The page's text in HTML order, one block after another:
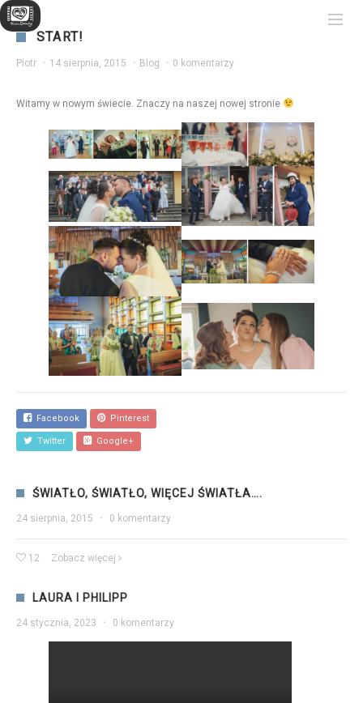
START!
Piotr · 14 sierpnia, 2015 · Blog · 0 komentarzy
Witamy w nowym świecie. Znaczy na naszej nowej stronie
Facebook Pinterest
Twitter Google+
ŚWIATŁO, ŚWIATŁO, WIĘCEJ ŚWIATŁA….
24 sierpnia, 2015 · 0 komentarzy
12 Zobacz więcej
LAURA I PHILIPP
24 stycznia, 2023 · 0 komentarzy